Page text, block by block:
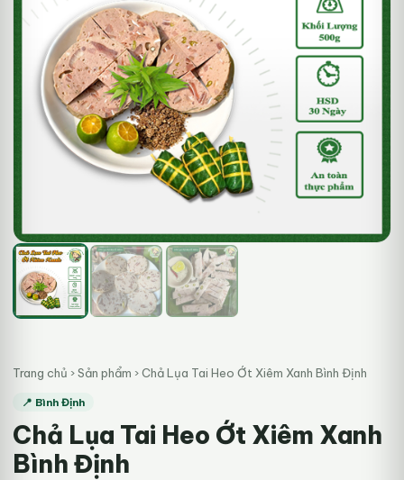
Trang chủ ›Sản phẩm ›Chả Lụa Tai Heo Ớt Xiêm Xanh Bình Định
📍 Bình Định
Chả Lụa Tai Heo Ớt Xiêm Xanh
Bình Định